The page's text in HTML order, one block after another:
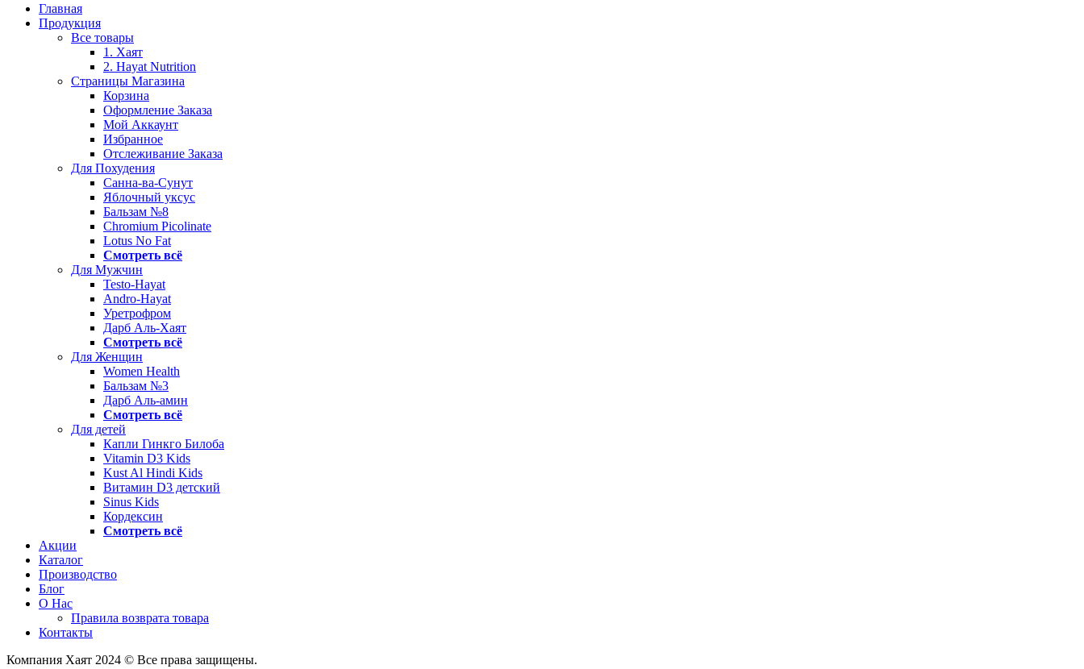
Главная
Продукция
Все товары
1. Хаят
2. Hayat Nutrition
Страницы Магазина
Корзина
Оформление Заказа
Мой Аккаунт
Избранное
Отслеживание Заказа
Для Похудения
Санна-ва-Сунут
Яблочный уксус
Бальзам №8
Chromium Picolinate
Lotus No Fat
Смотреть всё
Для Мужчин
Testo-Hayat
Andro-Hayat
Уретрофром
Дарб Аль-Хаят
Смотреть всё
Для Женщин
Women Health
Бальзам №3
Дарб Аль-амин
Смотреть всё
Для детей
Капли Гинкго Билоба
Vitamin D3 Kids
Kust Al Hindi Kids
Витамин D3 детский
Sinus Kids
Кордексин
Смотреть всё
Акции
Каталог
Производство
Блог
О Нас
Правила возврата товара
Контакты
Компания Хаят 2024 © Все права защищены.